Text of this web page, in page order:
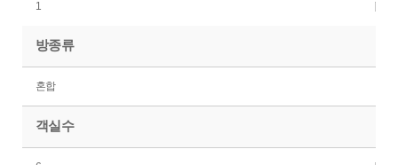
1
방종류
혼합
객실수